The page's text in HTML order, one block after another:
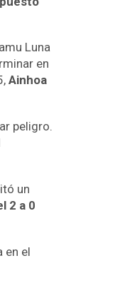
Luna
en
Ainhoa
peligro.
un
2 a 0
en el